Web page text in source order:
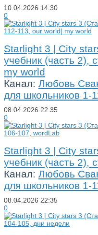
10.04.2026 14:30
0
Starlight 3 | City
учебник (часть 2),
my world
Канал: Любовь
для школьников 1-
08.04.2026 22:35
0
Starlight 3 | City
учебник (часть 2),
Канал: Любовь
для школьников 1-
08.04.2026 22:35
0